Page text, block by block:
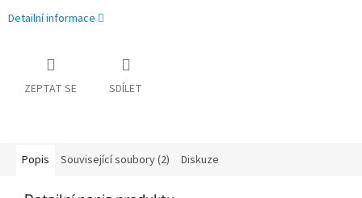
Detailní informace
ZEPTAT SE SDÍLET
Popis Související soubory (2) Diskuze